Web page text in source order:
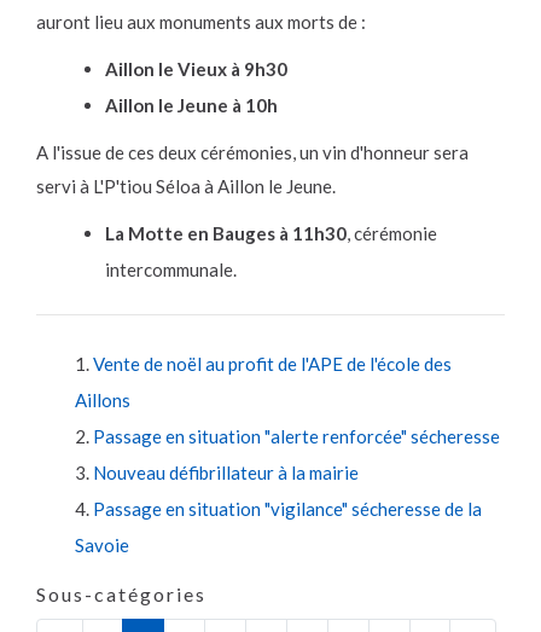
auront lieu aux monuments aux morts de :
Aillon le Vieux à 9h30
Aillon le Jeune à 10h
A l'issue de ces deux cérémonies, un vin d'honneur sera
servi à L'P'tiou Séloa à Aillon le Jeune.
La Motte en Bauges à 11h30, cérémonie
intercommunale.
Vente de noël au profit de l'APE de l'école des
Aillons
Passage en situation "alerte renforcée" sécheresse
Nouveau défibrillateur à la mairie
Passage en situation "vigilance" sécheresse de la
Savoie
Sous-catégories